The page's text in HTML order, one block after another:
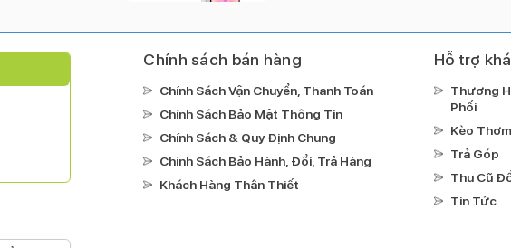
Chính sách bán hàng
Chính Sách Vận Chuyển, Thanh Toán
Chính Sách Bảo Mật Thông Tin
Chính Sách & Quy Định Chung
Chính Sách Bảo Hành, Đổi, Trả Hàng
Khách Hàng Thân Thiết
Hỗ trợ
Thương
Phối
Kèo Thơm
Trả Góp
Thu Cũ
Tin Tức